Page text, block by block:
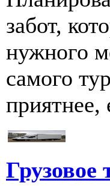
забот,
нужного
самого
приятнее,
Грузовое